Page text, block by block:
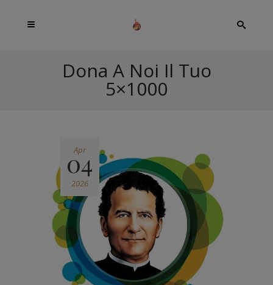
Dona A Noi Il Tuo
5×1000
Apr
04
2026